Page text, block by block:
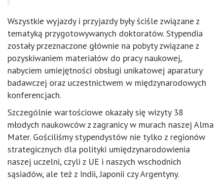
Wszystkie wyjazdy i przyjazdy były ściśle związane z
tematyką przygotowywanych doktoratów. Stypendia
zostały przeznaczone głównie na pobyty związane z
pozyskiwaniem materiałów do pracy naukowej,
nabyciem umiejętności obsługi unikatowej aparatury
badawczej oraz uczestnictwem w międzynarodowych
konferencjach.
Szczególnie wartościowe okazały się wizyty 38
młodych naukowców z zagranicy w murach naszej Alma
Mater. Gościliśmy stypendystów nie tylko z regionów
strategicznych dla polityki umiędzynarodowienia
naszej uczelni, czyli z UE i naszych wschodnich
sąsiadów, ale też z Indii, Japonii czy Argentyny.